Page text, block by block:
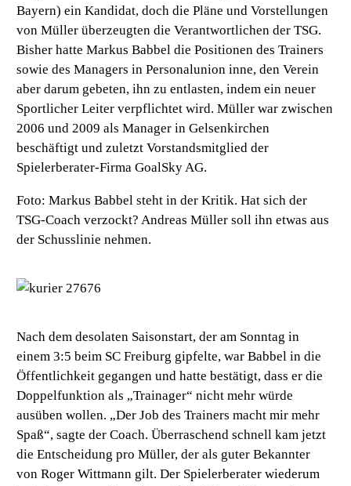
Bayern) ein Kandidat, doch die Pläne und Vorstellungen
von Müller überzeugten die Verantwortlichen der TSG.
Bisher hatte Markus Babbel die Positionen des Trainers
sowie des Managers in Personalunion inne, den Verein
aber darum gebeten, ihn zu entlasten, indem ein neuer
Sportlicher Leiter verpflichtet wird. Müller war zwischen
2006 und 2009 als Manager in Gelsenkirchen
beschäftigt und zuletzt Vorstandsmitglied der
Spielerberater-Firma GoalSky AG.
Foto: Markus Babbel steht in der Kritik. Hat sich der
TSG-Coach verzockt? Andreas Müller soll ihn etwas aus
der Schusslinie nehmen.
Nach dem desolaten Saisonstart, der am Sonntag in
einem 3:5 beim SC Freiburg gipfelte, war Babbel in die
Öffentlichkeit gegangen und hatte bestätigt, dass er die
Doppelfunktion als „Trainager“ nicht mehr würde
ausüben wollen. „Der Job des Trainers macht mir mehr
Spaß“, sagte der Coach. Überraschend schnell kam jetzt
die Entscheidung pro Müller, der als guter Bekannter
von Roger Wittmann gilt. Der Spielerberater wiederum